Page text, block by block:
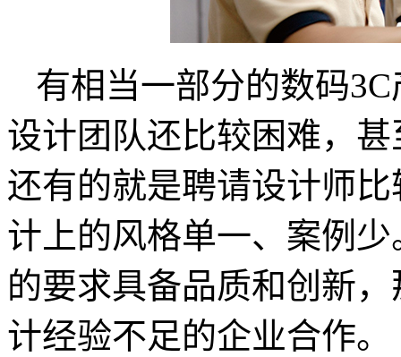
有相当一部分的数码
设计团队还比较困难，
还有的就是聘请设计师
计上的风格单一、案例
的要求具备品质和创新
计经验不足的企业合作。